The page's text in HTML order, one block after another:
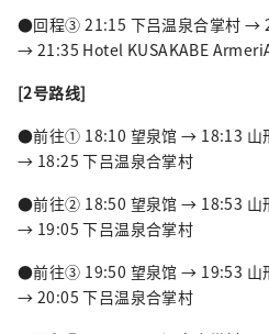
●回程③ 21:15 下吕温泉合掌村 →
→ 21:35 Hotel KUSAKABE
[2号路线]
●前往① 18:10 望泉馆 → 18:13 山
→ 18:25 下吕温泉合掌村
●前往② 18:50 望泉馆 → 18:53 山
→ 19:05 下吕温泉合掌村
●前往③ 19:50 望泉馆 → 19:53 山
→ 20:05 下吕温泉合掌村